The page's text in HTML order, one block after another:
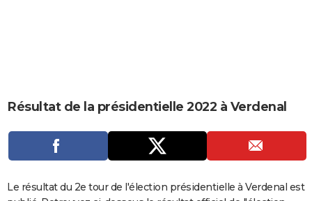
CARTE DE VOEUX
DICTIONNAIRE
Dictionnaire
Biographies
Expressions
Proverbes
PROGRAMME TV
COPAINS D'AVANT
Résultat de la présidentielle 2022 à Verdenal
Le résultat du 2e tour de l'élection présidentielle à Verdenal est